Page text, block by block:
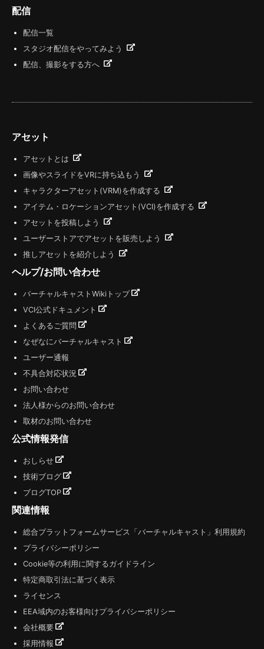
配信
配信一覧
スタジオ配信をやってみよう
配信、撮影をする方へ
アセット
アセットとは
画像やスライドをVRに持ち込もう
キャラクターアセット(VRM)を作成する
アイテム・ロケーションアセット(VCI)を作成する
アセットを投稿しよう
ユーザーストアでアセットを販売しよう
推しアセットを紹介しよう
ヘルプ/お問い合わせ
バーチャルキャストWikiトップ
VCI公式ドキュメント
よくあるご質問
なぜなにバーチャルキャスト
ユーザー通報
不具合対応状況
お問い合わせ
法人様からのお問い合わせ
取材のお問い合わせ
公式情報発信
おしらせ
技術ブログ
ブログTOP
関連情報
総合プラットフォームサービス「バーチャルキャスト」利用規約
プライバシーポリシー
Cookie等の利用に関するガイドライン
特定商取引法に基づく表示
ライセンス
EEA域内のお客様向けプライバシーポリシー
会社概要
採用情報